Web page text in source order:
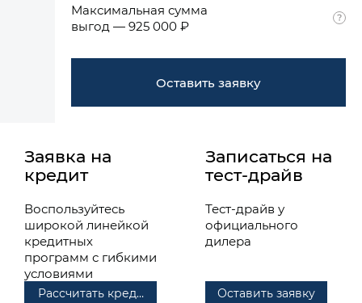
Максимальная сумма
выгод — 925 000 ₽
Оставить заявку
Заявка на
кредит
Воспользуйтесь
широкой линейкой
кредитных
программ с гибкими
условиями
Рассчитать кредит
Записаться на
тест-драйв
Тест-драйв у
официального
дилера
Оставить заявку